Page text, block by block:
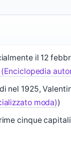
il 12
nel 1925,
moda))
cinque